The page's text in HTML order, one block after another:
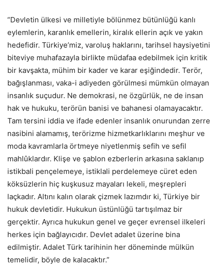
“Devletin ülkesi ve milletiyle bölünmez bütünlüğü kanlı
eylemlerin, karanlık emellerin, kiralık ellerin açık ve yakın
hedefidir. Türkiye’miz, varoluş haklarını, tarihsel haysiyetini
biteviye muhafazayla birlikte müdafaa edebilmek için kritik
bir kavşakta, mühim bir kader ve karar eşiğindedir. Terör,
bağışlanması, vaka-i adiyeden görülmesi mümkün olmayan
insanlık suçudur. Ne demokrasi, ne özgürlük, ne de insan
hak ve hukuku, terörün banisi ve bahanesi olamayacaktır.
Tam tersini iddia ve ifade edenler insanlık onurundan zerre
nasibini alamamış, terörizme hizmetkarlıklarını meşhur ve
moda kavramlarla örtmeye niyetlenmiş sefih ve sefil
mahlûklardır. Klişe ve şablon ezberlerin arkasına saklanıp
istikbali pençelemeye, istiklali perdelemeye cüret eden
köksüzlerin hiç kuşkusuz mayaları lekeli, meşrepleri
laçkadır. Altını kalın olarak çizmek lazımdır ki, Türkiye bir
hukuk devletidir. Hukukun üstünlüğü tartışılmaz bir
gerçektir. Ayrıca hukukun genel ve geçer evrensel ilkeleri
herkes için bağlayıcıdır. Devlet adalet üzerine bina
edilmiştir. Adalet Türk tarihinin her döneminde mülkün
temelidir, böyle de kalacaktır.”